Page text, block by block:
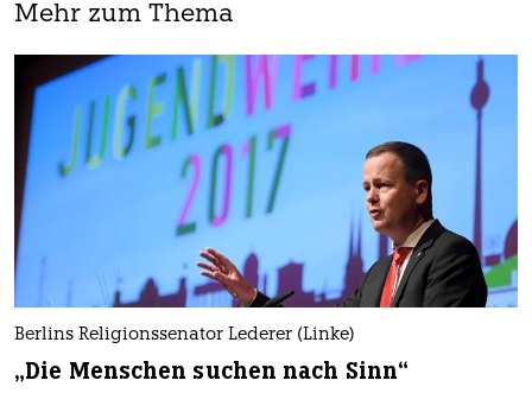
Mehr zum Thema
Berlins Religionssenator Lederer (Linke)
„Die Menschen suchen nach Sinn“